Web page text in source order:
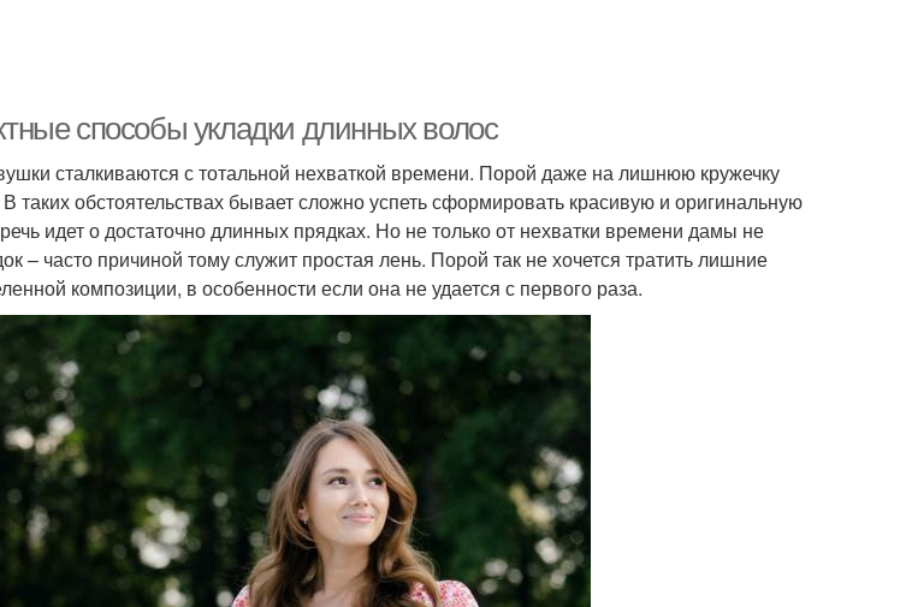
способы укладки длинных волос
сталкиваются с тотальной нехваткой времени. Порой даже на лишнюю кружечку
В таких обстоятельствах бывает сложно успеть сформировать красивую и оригинальную
идет о достаточно длинных прядках. Но не только от нехватки времени дамы не
– часто причиной тому служит простая лень. Порой так не хочется тратить лишние
композиции, в особенности если она не удается с первого раза.